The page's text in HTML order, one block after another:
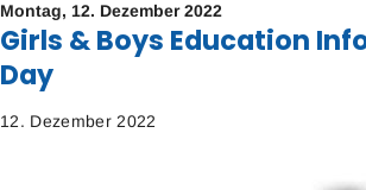
Montag, 12. Dezember 2022
Girls & Boys Education
Day
12. Dezember 2022